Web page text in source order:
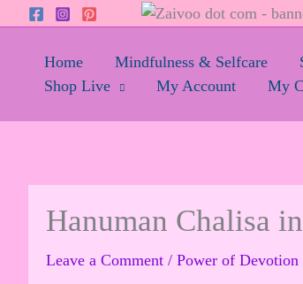
contentHome Mindfulness & Selfcare
Shop Live
My Account My
Hanuman Chalisa
Leave a Comment / Power of Devotion